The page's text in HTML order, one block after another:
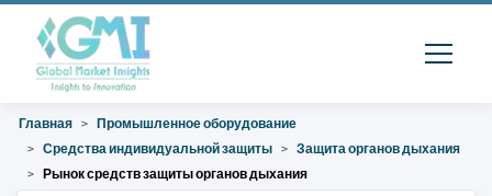
Главная
Промышленное оборудование
Средства индивидуальной защиты
Защита органов дыхания
Рынок средств защиты органов дыхания